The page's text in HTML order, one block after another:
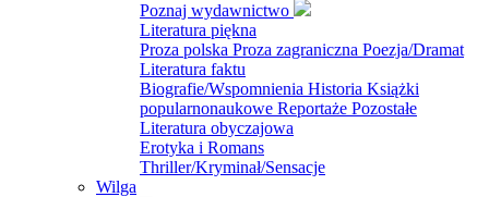
Poznaj wydawnictwo
Literatura piękna
Proza polska Proza zagraniczna Poezja/Dramat
Literatura faktu
Biografie/Wspomnienia Historia Książki
popularnonaukowe Reportaże Pozostałe
Literatura obyczajowa
Erotyka i Romans
Thriller/Kryminał/Sensacje
Wilga